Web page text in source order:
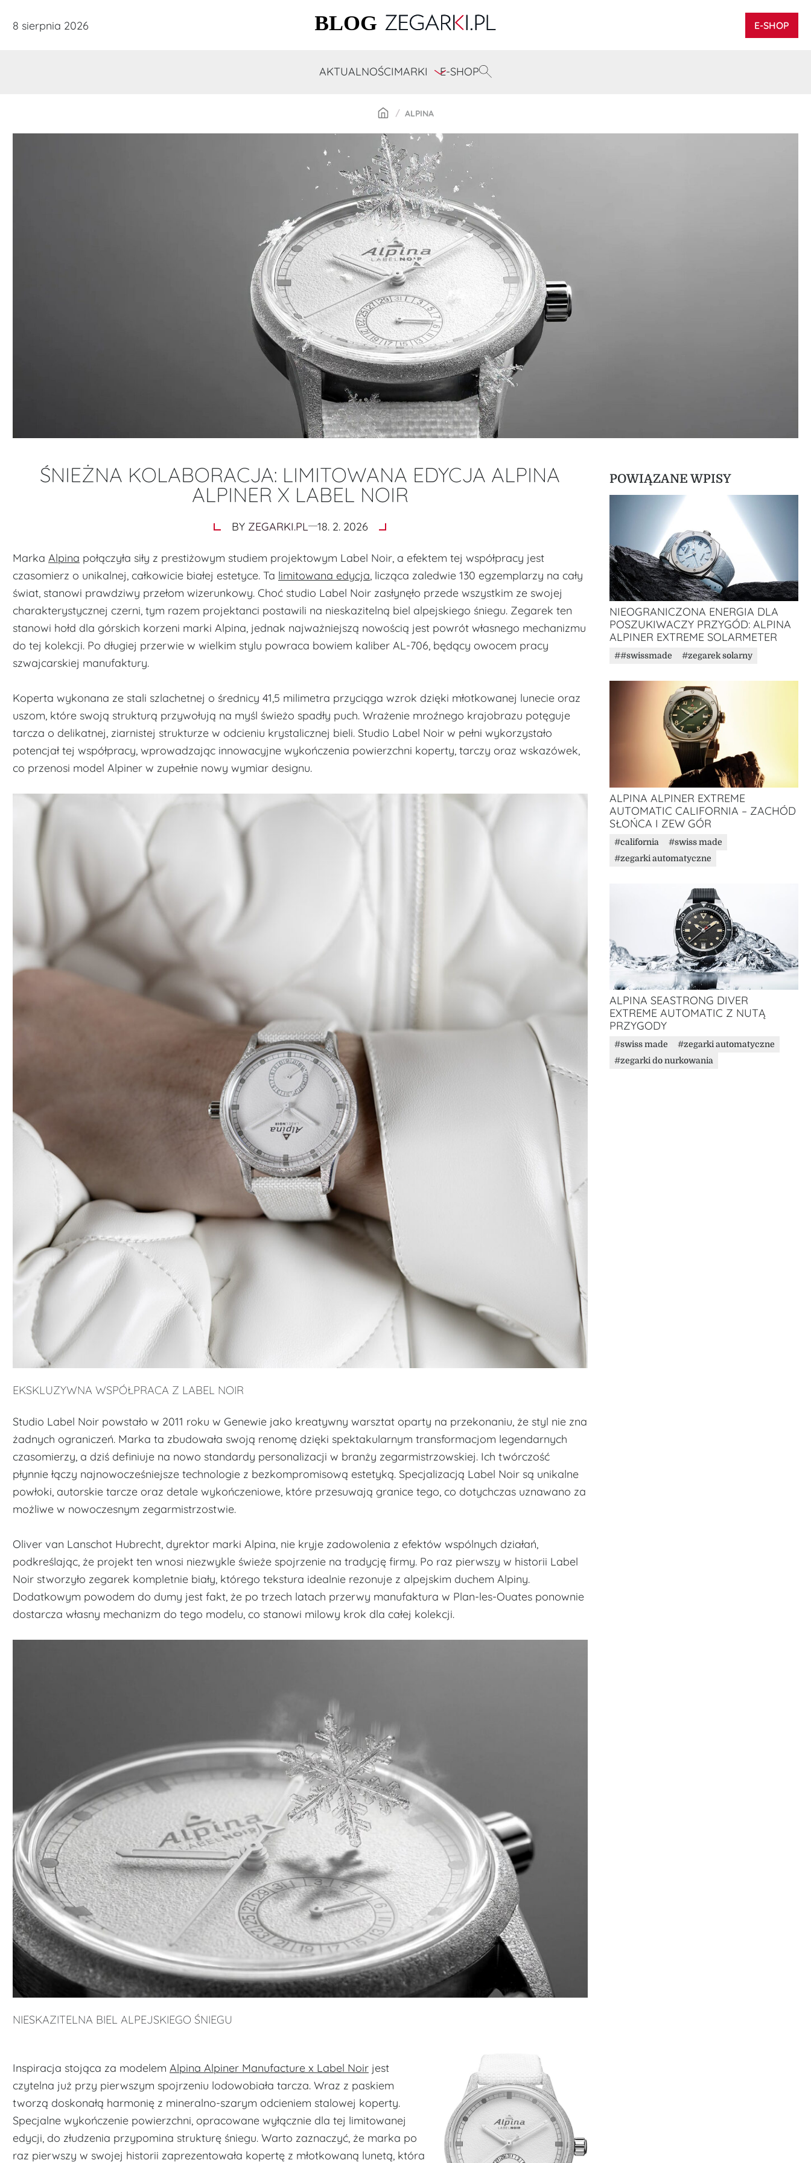
8 sierpnia 2026 E-SHOP
AKTUALNOŚCIMARKI E-SHOP
ALPINA
ŚNIEŻNA KOLABORACJA: LIMITOWANA EDYCJA ALPINA
ALPINER X LABEL NOIR
BY ZEGARKI.PL 18. 2. 2026
Marka Alpina połączyła siły z prestiżowym studiem projektowym Label Noir, a efektem tej współpracy jest
czasomierz o unikalnej, całkowicie białej estetyce. Ta limitowana edycja, licząca zaledwie 130 egzemplarzy na cały
świat, stanowi prawdziwy przełom wizerunkowy. Choć studio Label Noir zasłynęło przede wszystkim ze swojej
charakterystycznej czerni, tym razem projektanci postawili na nieskazitelną biel alpejskiego śniegu. Zegarek ten
stanowi hołd dla górskich korzeni marki Alpina, jednak najważniejszą nowością jest powrót własnego mechanizmu
do tej kolekcji. Po długiej przerwie w wielkim stylu powraca bowiem kaliber AL-706, będący owocem pracy
szwajcarskiej manufaktury.
Koperta wykonana ze stali szlachetnej o średnicy 41,5 milimetra przyciąga wzrok dzięki młotkowanej lunecie oraz
uszom, które swoją strukturą przywołują na myśl świeżo spadły puch. Wrażenie mroźnego krajobrazu potęguje
tarcza o delikatnej, ziarnistej strukturze w odcieniu krystalicznej bieli. Studio Label Noir w pełni wykorzystało
potencjał tej współpracy, wprowadzając innowacyjne wykończenia powierzchni koperty, tarczy oraz wskazówek,
co przenosi model Alpiner w zupełnie nowy wymiar designu.
EKSKLUZYWNA WSPÓŁPRACA Z LABEL NOIR
Studio Label Noir powstało w 2011 roku w Genewie jako kreatywny warsztat oparty na przekonaniu, że styl nie zna
żadnych ograniczeń. Marka ta zbudowała swoją renomę dzięki spektakularnym transformacjom legendarnych
czasomierzy, a dziś definiuje na nowo standardy personalizacji w branży zegarmistrzowskiej. Ich twórczość
płynnie łączy najnowocześniejsze technologie z bezkompromisową estetyką. Specjalizacją Label Noir są unikalne
powłoki, autorskie tarcze oraz detale wykończeniowe, które przesuwają granice tego, co dotychczas uznawano za
możliwe w nowoczesnym zegarmistrzostwie.
Oliver van Lanschot Hubrecht, dyrektor marki Alpina, nie kryje zadowolenia z efektów wspólnych działań,
podkreślając, że projekt ten wnosi niezwykle świeże spojrzenie na tradycję firmy. Po raz pierwszy w historii Label
Noir stworzyło zegarek kompletnie biały, którego tekstura idealnie rezonuje z alpejskim duchem Alpiny.
Dodatkowym powodem do dumy jest fakt, że po trzech latach przerwy manufaktura w Plan-les-Ouates ponownie
dostarcza własny mechanizm do tego modelu, co stanowi milowy krok dla całej kolekcji.
NIESKAZITELNA BIEL ALPEJSKIEGO ŚNIEGU
Inspiracja stojąca za modelem Alpina Alpiner Manufacture x Label Noir jest
czytelna już przy pierwszym spojrzeniu lodowobiała tarcza. Wraz z paskiem
tworzą doskonałą harmonię z mineralno-szarym odcieniem stalowej koperty.
Specjalne wykończenie powierzchni, opracowane wyłącznie dla tej limitowanej
edycji, do złudzenia przypomina strukturę śniegu. Warto zaznaczyć, że marka po
raz pierwszy w swojej historii zaprezentowała kopertę z młotkowaną lunetą, która
POWIĄZANE WPISY
NIEOGRANICZONA ENERGIA DLA
POSZUKIWACZY PRZYGÓD: ​​ALPINA
ALPINER EXTREME SOLARMETER
#swissmade zegarek solarny
ALPINA ALPINER EXTREME
AUTOMATIC CALIFORNIA – ZACHÓD
SŁOŃCA I ZEW GÓR
california
swiss made
zegarki automatyczne
ALPINA SEASTRONG DIVER
EXTREME AUTOMATIC Z NUTĄ
PRZYGODY
swiss made
zegarki automatyczne
zegarki do nurkowania